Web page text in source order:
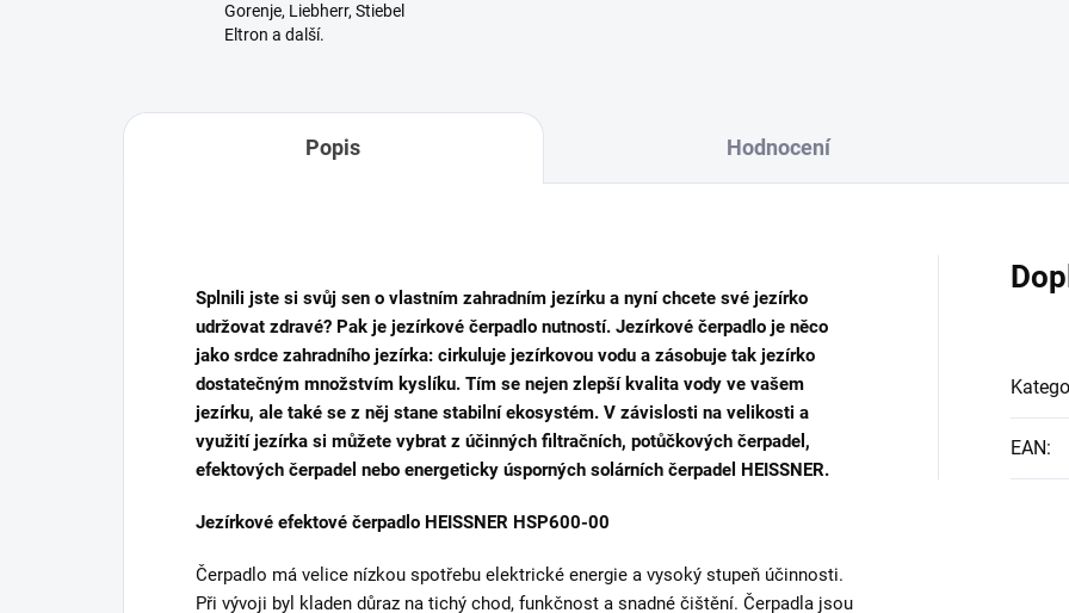
Gorenje, Liebherr, Stiebel
Eltron a další.
Popis Hodnocení
Splnili jste si svůj sen o vlastním zahradním jezírku a nyní chcete své jezírko
udržovat zdravé? Pak je jezírkové čerpadlo nutností. Jezírkové čerpadlo je něco
jako srdce zahradního jezírka: cirkuluje jezírkovou vodu a zásobuje tak jezírko
dostatečným množstvím kyslíku. Tím se nejen zlepší kvalita vody ve vašem
jezírku, ale také se z něj stane stabilní ekosystém. V závislosti na velikosti a
využití jezírka si můžete vybrat z účinných filtračních, potůčkových čerpadel,
efektových čerpadel nebo energeticky úsporných solárních čerpadel HEISSNER.
Jezírkové efektové čerpadlo HEISSNER HSP600-00
Čerpadlo má velice nízkou spotřebu elektrické energie a vysoký stupeň účinnosti.
Při vývoji byl kladen důraz na tichý chod, funkčnost a snadné čištění. Čerpadla jsou
EAN: